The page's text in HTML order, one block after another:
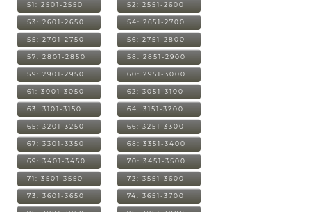
51: 2501-2550 52: 2551-2600
53: 2601-2650 54: 2651-2700
55: 2701-2750 56: 2751-2800
57: 2801-2850 58: 2851-2900
59: 2901-2950 60: 2951-3000
61: 3001-3050 62: 3051-3100
63: 3101-3150 64: 3151-3200
65: 3201-3250 66: 3251-3300
67: 3301-3350 68: 3351-3400
69: 3401-3450 70: 3451-3500
71: 3501-3550 72: 3551-3600
73: 3601-3650 74: 3651-3700